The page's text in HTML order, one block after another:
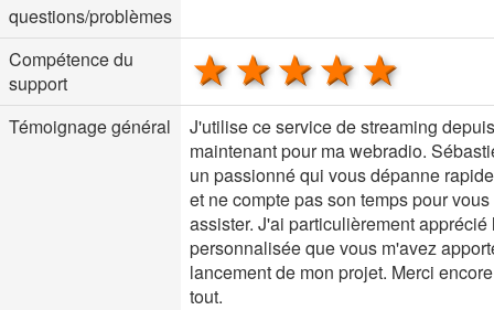
questions/problèmes
Compétence du
support
4 stars
3 stars
2 stars
1 star
Témoignage général
J'utilise ce service de streaming
maintenant pour ma webradio.
un passionné qui vous dépanne
et ne compte pas son temps pour vous
assister. J'ai particulièrement apprécié
personnalisée que vous m'avez
lancement de mon projet. Merci
tout.